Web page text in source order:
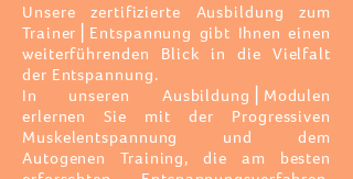
Unsere zertifizierte Ausbildung zum
Trainer⎪Entspannung gibt Ihnen einen
weiterführenden Blick in die Vielfalt
der Entspannung.
In unseren Ausbildung⎪Modulen
erlernen Sie mit der Progressiven
Muskelentspannung und dem
Autogenen Training,die am besten